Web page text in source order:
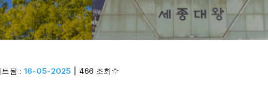
됨 : 16-05-2025 | 466 조회수